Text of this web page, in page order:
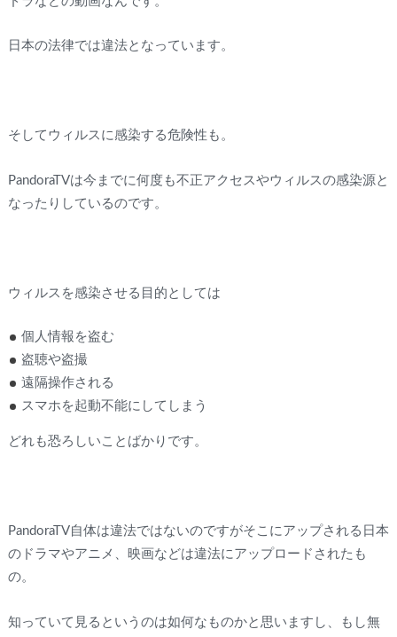
日本の法律では違法となっています。
そしてウィルスに感染する危険性も。
PandoraTVは今までに何度も不正アクセスやウィルスの感染源と
なったりしているのです。
ウィルスを感染させる目的としては
個人情報を盗む
盗聴や盗撮
遠隔操作される
スマホを起動不能にしてしまう
どれも恐ろしいことばかりです。
PandoraTV自体は違法ではないのですがそこにアップされる日本
のドラマやアニメ、映画などは違法にアップロードされたも
の。
知っていて見るというのは如何なものかと思いますし、もし無